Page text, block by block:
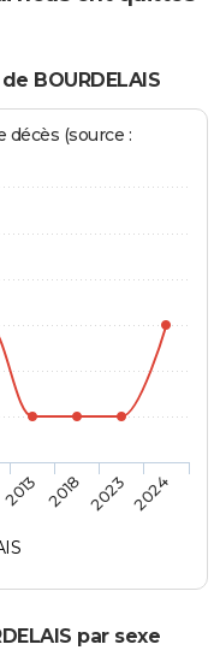
BOURDELAIS
(source :
2013 2018 2023 2024
par sexe